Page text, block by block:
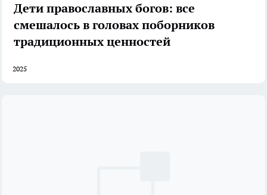
Дети православных богов: все
смешалось в головах поборников
традиционных ценностей
2025